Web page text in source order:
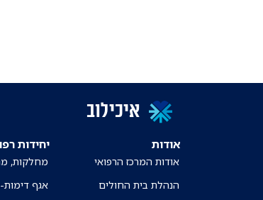
איכילוב
אודות
אודות המרכז הרפואי
הנהלת בית החולים
יחידות
מחלקות,
אגף דימות-